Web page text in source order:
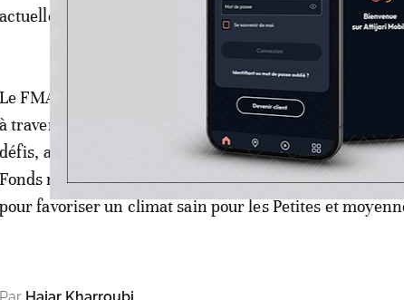
actuelles.
Le FMA explique aussi qu’il travaille étroitement avec
à travers un partenariat fructueux, pour aider le pays à
défis, auxquels il fait face, de la manière la plus efficace.
Fonds monétaire arabe fait savoir qu’il examine l’octroi
pour favoriser un climat sain pour les Petites et
Par Hajar Kharroubi